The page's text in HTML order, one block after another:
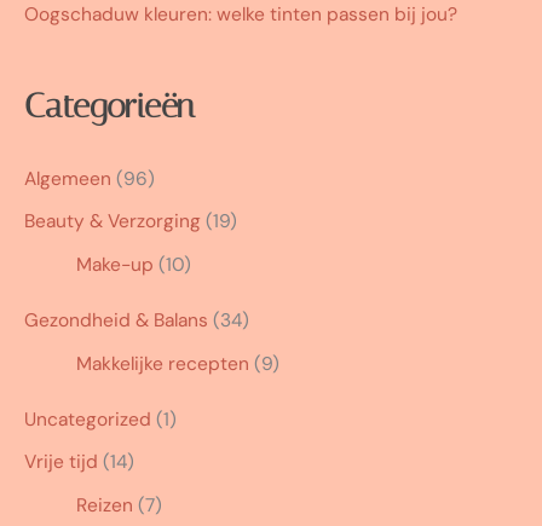
Oogschaduw kleuren: welke tinten passen bij jou?
Categorieën
Algemeen (96)
Beauty & Verzorging (19)
Make-up (10)
Gezondheid & Balans (34)
Makkelijke recepten (9)
Uncategorized (1)
Vrije tijd (14)
Reizen (7)